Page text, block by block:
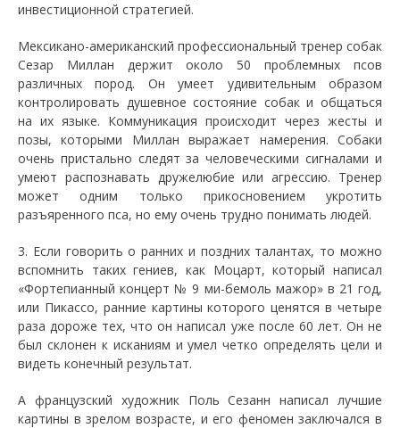
инвестиционной стратегией.
Мексикано-американский профессиональный тренер собак
Сезар Миллан держит около 50 проблемных псов
различных пород. Он умеет удивительным образом
контролировать душевное состояние собак и общаться
на их языке. Коммуникация происходит через жесты и
позы, которыми Миллан выражает намерения. Собаки
очень пристально следят за человеческими сигналами и
умеют распознавать дружелюбие или агрессию. Тренер
может одним только прикосновением укротить
разъяренного пса, но ему очень трудно понимать людей.
3. Если говорить о ранних и поздних талантах, то можно
вспомнить таких гениев, как Моцарт, который написал
«Фортепианный концерт № 9 ми-бемоль мажор» в 21 год,
или Пикассо, ранние картины которого ценятся в четыре
раза дороже тех, что он написал уже после 60 лет. Он не
был склонен к исканиям и умел четко определять цели и
видеть конечный результат.
А французский художник Поль Сезанн написал лучшие
картины в зрелом возрасте, и его феномен заключался в